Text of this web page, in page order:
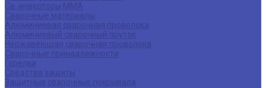
Св. инверторы MMA
Сварочные материалы
Алюминиевая сварочная проволока
Алюминиевый сварочный пруток
Нержавеющая сварочная проволока
Сварочные принадлежности
Горелки
Средства защиты
Защитные сварочные покрывала